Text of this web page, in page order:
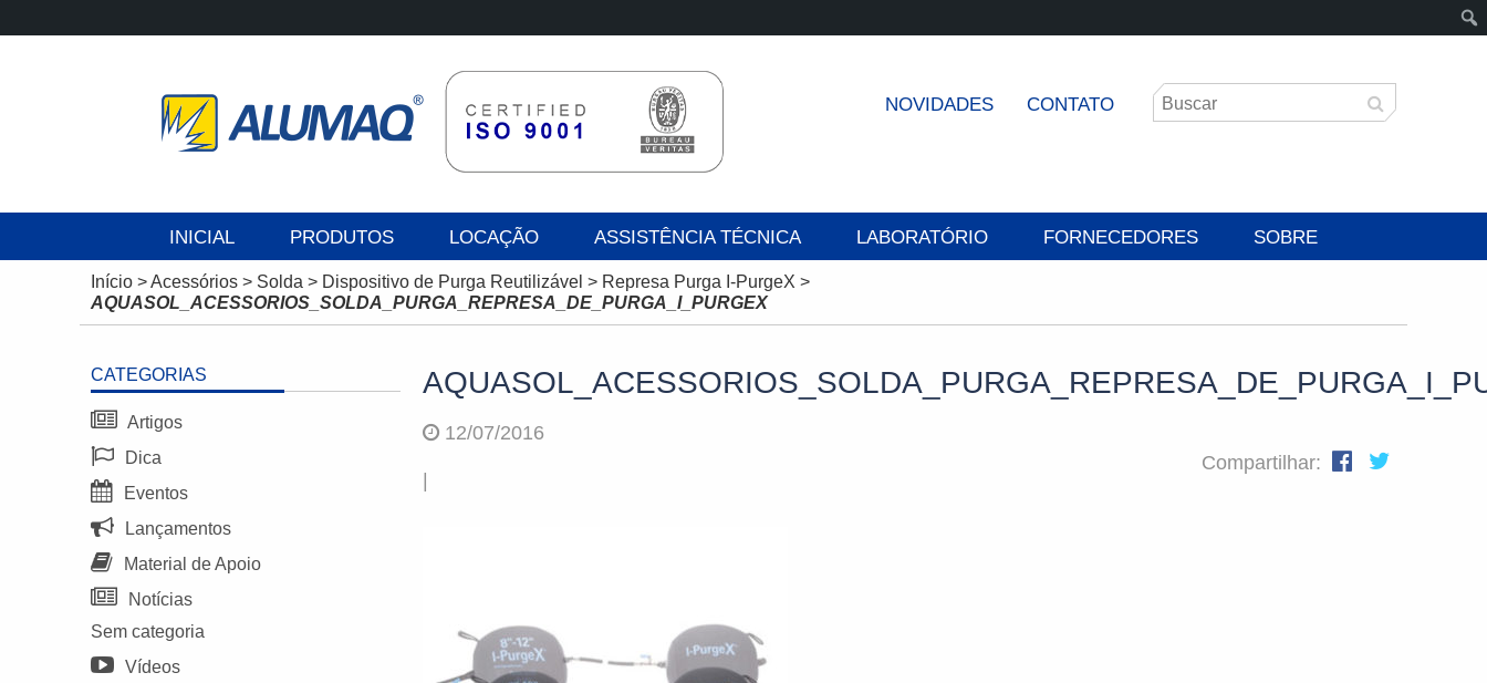
NOVIDADES CONTATO
INICIAL PRODUTOS LOCAÇÃO ASSISTÊNCIA TÉCNICA LABORATÓRIO FORNECEDORES SOBRE
Início >Acessórios > Solda > Dispositivo de Purga Reutilizável > Represa Purga I-PurgeX >
AQUASOL_ACESSORIOS_SOLDA_PURGA_REPRESA_DE_PURGA_I_PURGEX
CATEGORIAS
Artigos
Dica
Eventos
Lançamentos
Material de Apoio
Notícias
Sem categoria
Vídeos
12/07/2016
Compartilhar: